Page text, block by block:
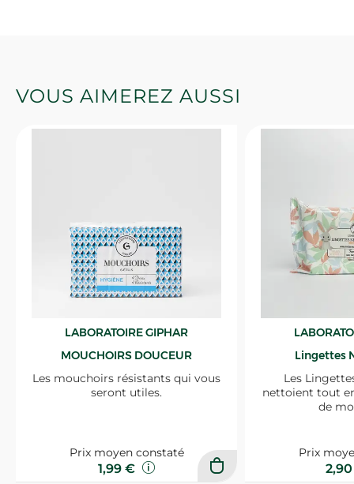
VOUS AIMEREZ AUSSI
LABORATOIRE GIPHAR
MOUCHOIRS DOUCEUR
Les mouchoirs résistants qui vous
seront utiles.
Prix moyen constaté
1,99 €
Lingettes
Les
nettoient tout
de
Prix